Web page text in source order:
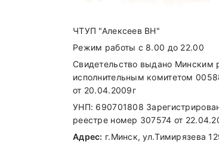
ЧТУП "Алексеев ВН"
Режим работы с 8.00 до 22.00
Свидетельство выдано Минским
исполнительным комитетом
от 20.04.2009г
УНП: 690701808
реестре номер 307574 от
Адрес: г.Минск, ул.Тимирязева